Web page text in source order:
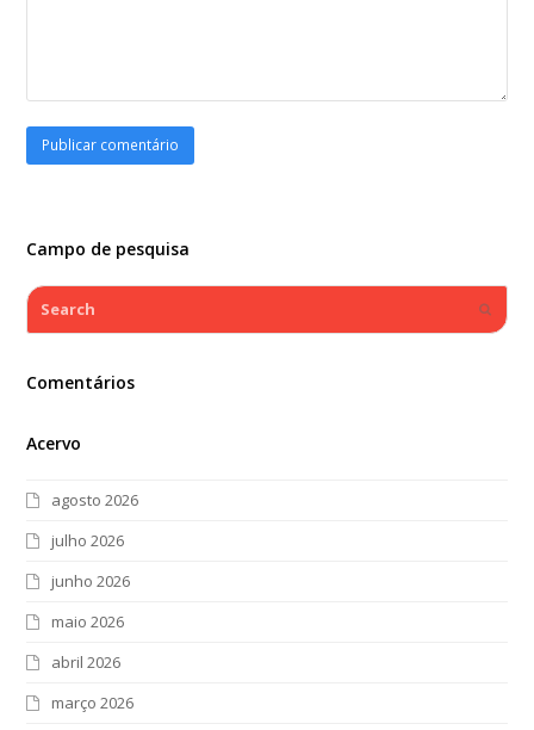
Campo de pesquisa
Search
Comentários
Acervo
agosto 2026
julho 2026
junho 2026
maio 2026
abril 2026
março 2026